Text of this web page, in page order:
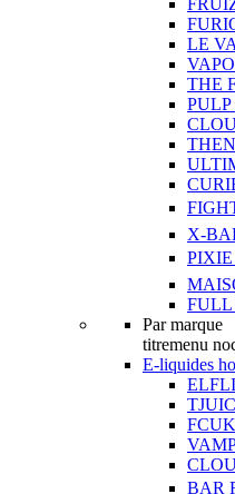
LE
THE
X-
PIXIE
FULL
Par marque
titremenu
E-liquides
BAR